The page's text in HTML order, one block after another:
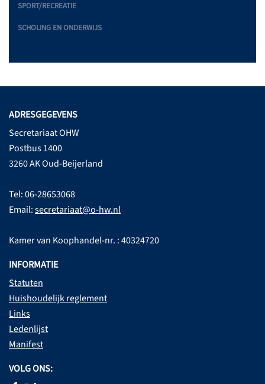
SPORT/RECREATIE
SCHOLING EN ONDERWIJS
ADRESGEGEVENS
Secretariaat OHW
Postbus 1400
3260 AK Oud-Beijerland
Tel: 06-28653068
Email:secretariaat@o-hw.nl
Kamer van Koophandel-nr. : 40324720
INFORMATIE
Statuten
Huishoudelijk reglement
Links
Ledenlijst
Manifest
VOLG ONS: